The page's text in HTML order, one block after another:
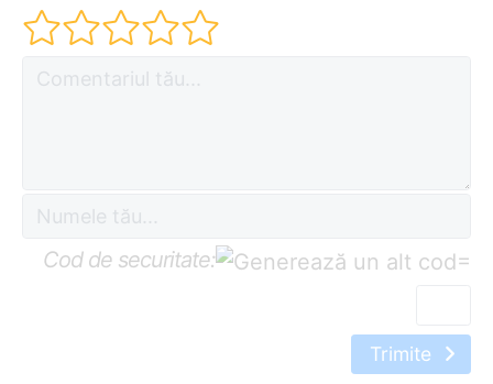
Cod de securitate: =
Trimite